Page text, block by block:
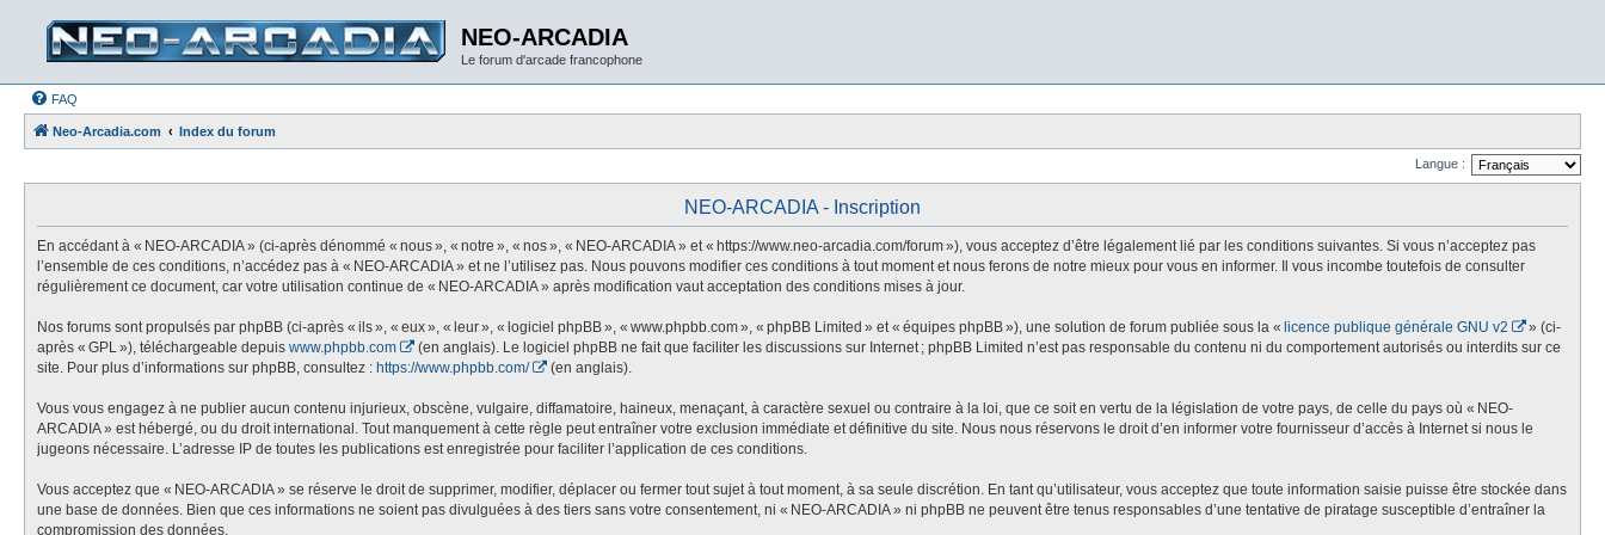
NEO-ARCADIA
Le forum d'arcade francophone
FAQ
Neo-Arcadia.com Index du forum
Langue :
NEO-ARCADIA - Inscription
En accédant à « NEO-ARCADIA » (ci-après dénommé « nous », « notre », « nos », « NEO-ARCADIA » et « https://www.neo-arcadia.com/forum »), vous acceptez d’être légalement lié par les conditions suivantes. Si vous n’acceptez pas
l’ensemble de ces conditions, n’accédez pas à « NEO-ARCADIA » et ne l’utilisez pas. Nous pouvons modifier ces conditions à tout moment et nous ferons de notre mieux pour vous en informer. Il vous incombe toutefois de consulter
régulièrement ce document, car votre utilisation continue de « NEO-ARCADIA » après modification vaut acceptation des conditions mises à jour.
Nos forums sont propulsés par phpBB (ci-après « ils », « eux », « leur », « logiciel phpBB », « www.phpbb.com », « phpBB Limited » et « équipes phpBB »), une solution de forum publiée sous la « licence publique générale GNU v2
» (ci-
après « GPL »), téléchargeable depuis www.phpbb.com
(en anglais). Le logiciel phpBB ne fait que faciliter les discussions sur Internet ; phpBB Limited n’est pas responsable du contenu ni du comportement autorisés ou interdits sur ce
site. Pour plus d’informations sur phpBB, consultez : https://www.phpbb.com/ (en anglais).
Vous vous engagez à ne publier aucun contenu injurieux, obscène, vulgaire, diffamatoire, haineux, menaçant, à caractère sexuel ou contraire à la loi, que ce soit en vertu de la législation de votre pays, de celle du pays où « NEO-
ARCADIA » est hébergé, ou du droit international. Tout manquement à cette règle peut entraîner votre exclusion immédiate et définitive du site. Nous nous réservons le droit d’en informer votre fournisseur d’accès à Internet si nous le
jugeons nécessaire. L’adresse IP de toutes les publications est enregistrée pour faciliter l’application de ces conditions.
Vous acceptez que « NEO-ARCADIA » se réserve le droit de supprimer, modifier, déplacer ou fermer tout sujet à tout moment, à sa seule discrétion. En tant qu’utilisateur, vous acceptez que toute information saisie puisse être stockée dans
une base de données. Bien que ces informations ne soient pas divulguées à des tiers sans votre consentement, ni « NEO-ARCADIA » ni phpBB ne peuvent être tenus responsables d’une tentative de piratage susceptible d’entraîner la
compromission des données.